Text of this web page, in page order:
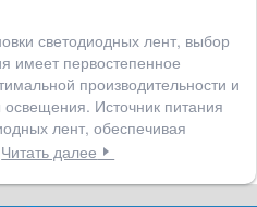
светодиодных лент, выбор
имеет первостепенное
производительности и
Источник питания
лент, обеспечивая
Читать далее